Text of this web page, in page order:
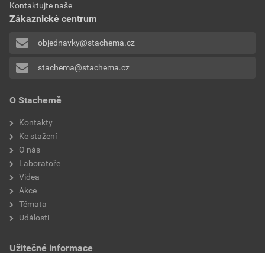
O Stachemě
Kontakty
Ke stažení
O nás
Laboratoře
Videa
Akce
Témata
Události
Užitečné informace
Kontaktujte naše
Zákaznické centrum
objednavky@stachema.cz
stachema@stachema.cz